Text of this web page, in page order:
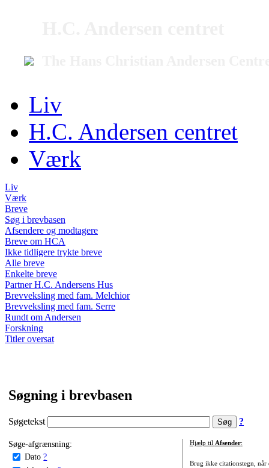
Liv
H.C. Andersen centret
Værk
Liv
Værk
Breve
Søg i brevbasen
Afsendere og modtagere
Breve om HCA
Ikke tidligere trykte breve
Alle breve
Enkelte breve
Partner H.C. Andersens Hus
Brevveksling med fam. Melchior
Brevveksling med fam. Serre
Rundt om Andersen
Forskning
Titler oversat
Søgning i brevbasen
Søgetekst ?
Søge-afgrænsning:
Dato ?
Hjælp til Afsender:
Brug ikke citationstegn, når